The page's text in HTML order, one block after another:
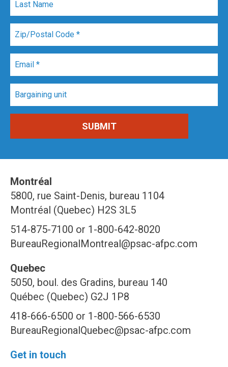
Montréal
5800, rue Saint-Denis, bureau 1104
Montréal (Quebec) H2S 3L5
514-875-7100 or 1-800-642-8020
BureauRegionalMontreal@psac-afpc.com
Quebec
5050, boul. des Gradins, bureau 140
Québec (Quebec) G2J 1P8
418-666-6500 or 1-800-566-6530
BureauRegionalQuebec@psac-afpc.com
Get in touch